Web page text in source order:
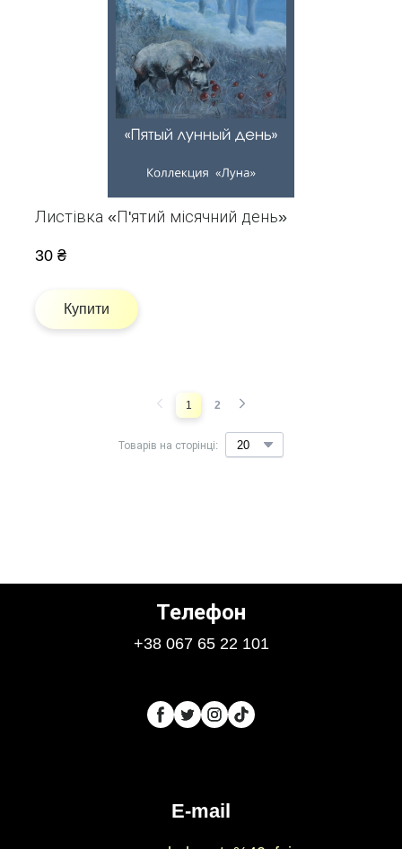
Листівка «П'ятий місячний день»
30 ₴
Купити
Товарів на сторінці:
1 2
Телефон
+38 067 65 22 101
E-mail